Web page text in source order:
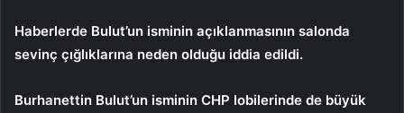
Haberlerde Bulut’un isminin açıklanmasının salonda
sevinç çığlıklarına neden olduğu iddia edildi.
Burhanettin Bulut’un isminin CHP lobilerinde de büyük